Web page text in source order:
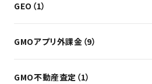
GEO（1）
GMOアプリ外課金（9）
GMO不動産査定（1）